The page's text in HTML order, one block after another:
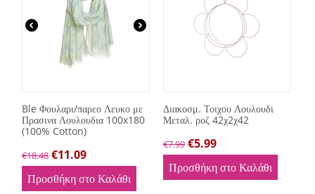
Ble Φουλαρι/παρεο Λευκο με
Πρασινα Λουλουδια 100x180
(100% Cotton)
€18.48 €11.09
Προσθήκη στο Καλάθι
Διακοσμ. Τοιχου Λουλουδι
Μεταλ. ροζ 42χ2χ42
€7.99 €5.99
Προσθήκη στο Καλάθι